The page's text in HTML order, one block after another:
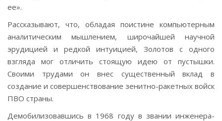
ее».
Рассказывают, что, обладая поистине компьютерным
аналитическим мышлением, широчайшей научной
эрудицией и редкой интуицией, Золотов с одного
взгляда мог отличить стоящую идею от пустышки.
Своими трудами он внес существенный вклад в
создание и совершенствование зенитно-ракетных войск
ПВО страны.
Демобилизовавшись в 1968 году в звании инженера-